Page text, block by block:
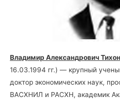
Владимир Александрович
16.03.1994 гг.) — крупный
доктор экономических наук,
ВАСХНИЛ и РАСХН, академик